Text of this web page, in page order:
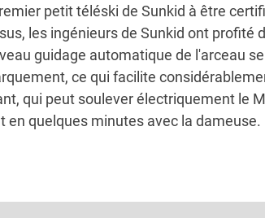
petit téléski de Sunkid à être
les ingénieurs de Sunkid ont
guidage automatique de l'arceau
ce qui facilite
qui peut soulever électriquement le
quelques minutes avec la dameuse.